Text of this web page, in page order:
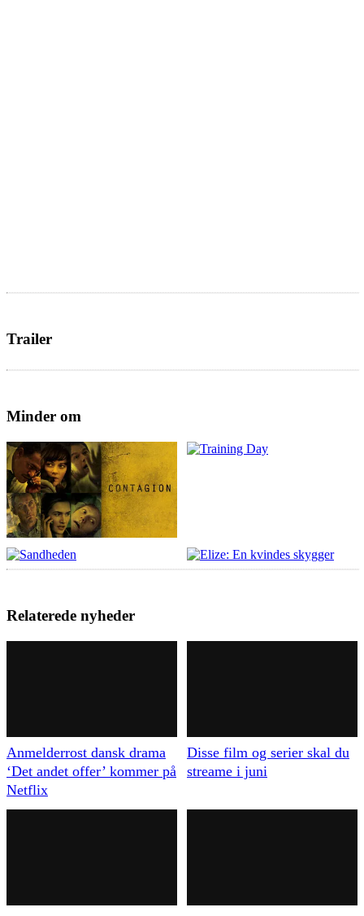
Trailer
Minder om
Relaterede nyheder
Anmelderrost dansk drama
‘Det andet offer’ kommer på
Netflix
Disse film og serier skal du
streame i juni